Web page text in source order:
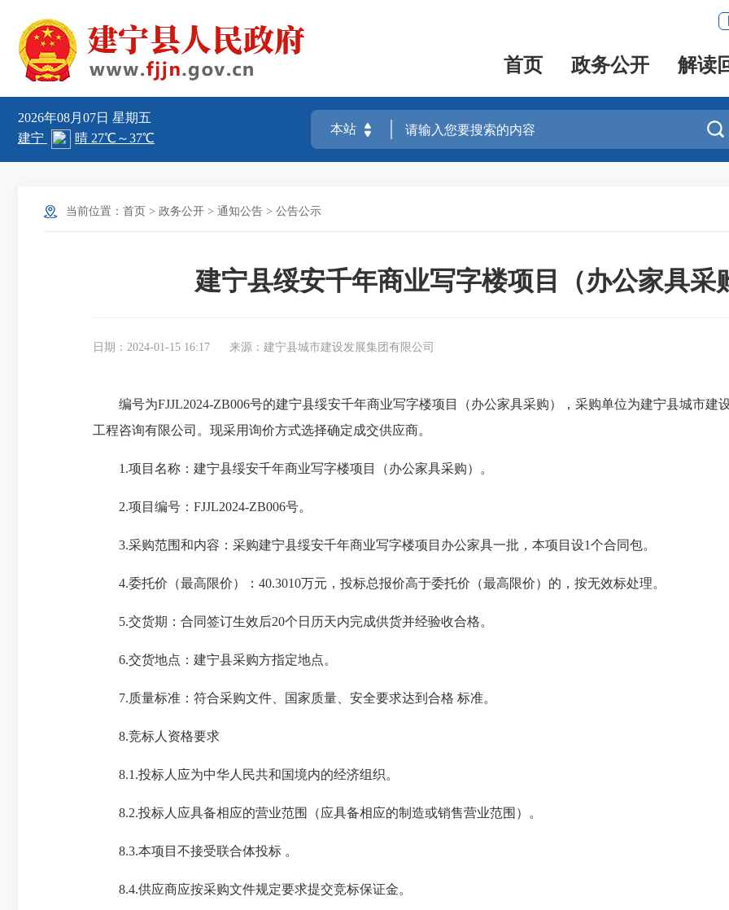
首页 政务公开 解读
2026年08月07日 星期五

当前位置： 首页 > 政务公开 > 通知公告 > 公告公示
建宁县绥安千年商业写字楼项目（办公家具采
日期：2024-01-15 16:17 来源：建宁县城市建设发展集团有限公司
编号为FJJL2024-ZB006号的建宁县绥安千年商业写字楼项目（办公家具采购），采购单位为建宁县城市建
工程咨询有限公司。现采用询价方式选择确定成交供应商。
1.项目名称：建宁县绥安千年商业写字楼项目（办公家具采购）。
2.项目编号：FJJL2024-ZB006号。
3.采购范围和内容：采购建宁县绥安千年商业写字楼项目办公家具一批，本项目设1个合同包。
4.委托价（最高限价）：40.3010万元，投标总报价高于委托价（最高限价）的，按无效标处理。
5.交货期：合同签订生效后20个日历天内完成供货并经验收合格。
6.交货地点：建宁县采购方指定地点。
7.质量标准：符合采购文件、国家质量、安全要求达到合格 标准。
8.竞标人资格要求
8.1.投标人应为中华人民共和国境内的经济组织。
8.2.投标人应具备相应的营业范围（应具备相应的制造或销售营业范围）。
8.3.本项目不接受联合体投标 。
8.4.供应商应按采购文件规定要求提交竞标保证金。